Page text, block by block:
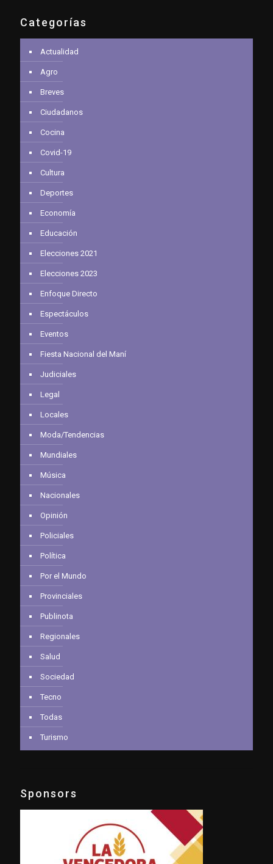
Categorías
Actualidad
Agro
Breves
Ciudadanos
Cocina
Covid-19
Cultura
Deportes
Economía
Educación
Elecciones 2021
Elecciones 2023
Enfoque Directo
Espectáculos
Eventos
Fiesta Nacional del Maní
Judiciales
Legal
Locales
Moda/Tendencias
Mundiales
Música
Nacionales
Opinión
Policiales
Política
Por el Mundo
Provinciales
Publinota
Regionales
Salud
Sociedad
Tecno
Todas
Turismo
Sponsors